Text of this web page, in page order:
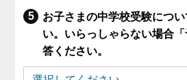
お子さまの中学校受験につ
い。いらっしゃらない場合
答ください。